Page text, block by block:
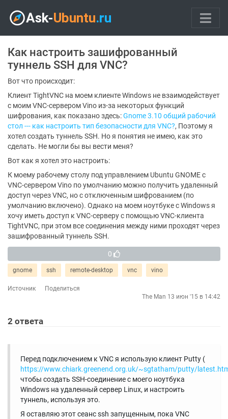
Как настроить зашифрованный
туннель SSH для VNC?
Вот что происходит:
Клиент TightVNC на моем клиенте Windows не взаимодействует
с моим VNC-сервером Vino из-за некоторых функций
шифрования, как показано здесь:Gnome 3.10 общий рабочий
стол --- как настроить тип безопасности для VNC?, Поэтому я
хотел создать туннель SSH. Но я понятия не имею, как это
сделать. Не могли бы вы вести меня?
Вот как я хотел это настроить:
К моему рабочему столу под управлением Ubuntu GNOME с
VNC-сервером Vino по умолчанию можно получить удаленный
доступ через VNC, но с отключенным шифрованием (по
умолчанию включено). Однако на моем ноутбуке с Windows я
хочу иметь доступ к VNC-серверу с помощью VNC-клиента
TightVNC, при этом все соединения между ними проходят через
зашифрованный туннель SSH.
0
gnome ssh remote-desktop vnc vino
Источник
Поделиться
The Man 13 июн '15 в 14:42
2 ответа
Перед подключением к VNC я использую клиент Putty (
https://www.chiark.greenend.org.uk/~sgtatham/putty/
чтобы создать SSH-соединение с моего ноутбука
Windows на удаленный сервер Linux, и настроить
туннель, используя это.
Я оставляю этот сеанс ssh запущенным, пока VNC